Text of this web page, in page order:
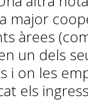
major
àrees
un dels
i on les
els